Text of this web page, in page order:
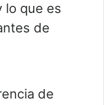
lo que es
de
de